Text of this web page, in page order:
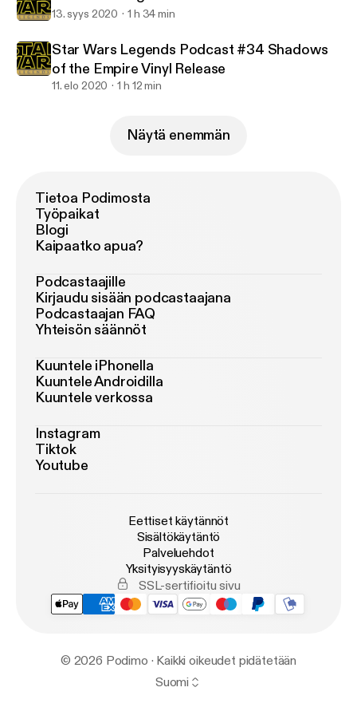
13. syys 2020 1 h 34 min
Star Wars Legends Podcast #34 Shadows
of the Empire Vinyl Release
11. elo 2020 1 h 12 min
Näytä enemmän
Tietoa Podimosta
Työpaikat
Blogi
Kaipaatko apua?
Podcastaajille
Kirjaudu sisään podcastaajana
Podcastaajan FAQ
Yhteisön säännöt
Kuuntele iPhonella
Kuuntele Androidilla
Kuuntele verkossa
Instagram
Tiktok
Youtube
Eettiset käytännöt
Sisältökäytäntö
Palveluehdot
Yksityisyyskäytäntö
SSL-sertifioitu sivu
© 2026 Podimo · Kaikki oikeudet pidätetään
Suomi